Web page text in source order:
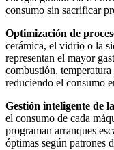
consumo sin sacrificar
Optimización de
cerámica, el vidrio o la
representan el mayor
combustión,
reduciendo el consumo
Gestión inteligente de
el consumo de cada
programan arranques
óptimas según patrones